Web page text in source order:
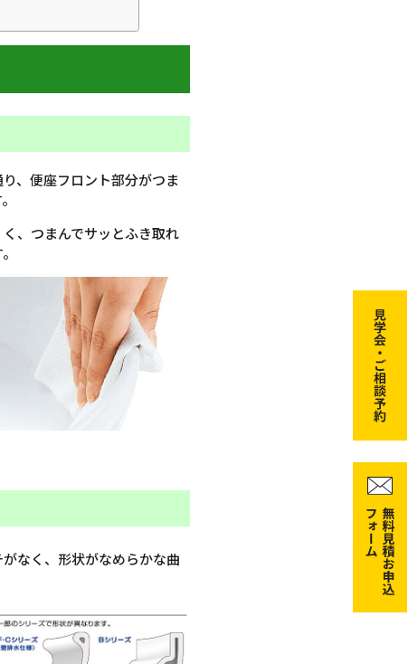
、便座フロント部分がつま
、つまんでサッとふき取れ
なく、形状がなめらかな曲